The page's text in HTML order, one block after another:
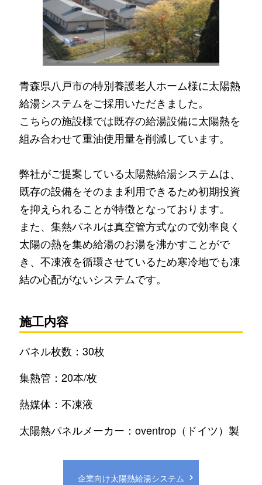
青森県八戸市の特別養護老人ホーム様に太陽熱
給湯システムをご採用いただきました。
こちらの施設様では既存の給湯設備に太陽熱を
組み合わせて重油使用量を削減しています。
弊社がご提案している太陽熱給湯システムは、
既存の設備をそのまま利用できるため初期投資
を抑えられることが特徴となっております。
また、集熱パネルは真空管方式なので効率良く
太陽の熱を集め給湯のお湯を沸かすことがで
き、不凍液を循環させているため寒冷地でも凍
結の心配がないシステムです。
施工内容
パネル枚数：30枚
集熱管：20本/枚
熱媒体：不凍液
太陽熱パネルメーカー：oventrop（ドイツ）製
企業向け太陽熱給湯システム